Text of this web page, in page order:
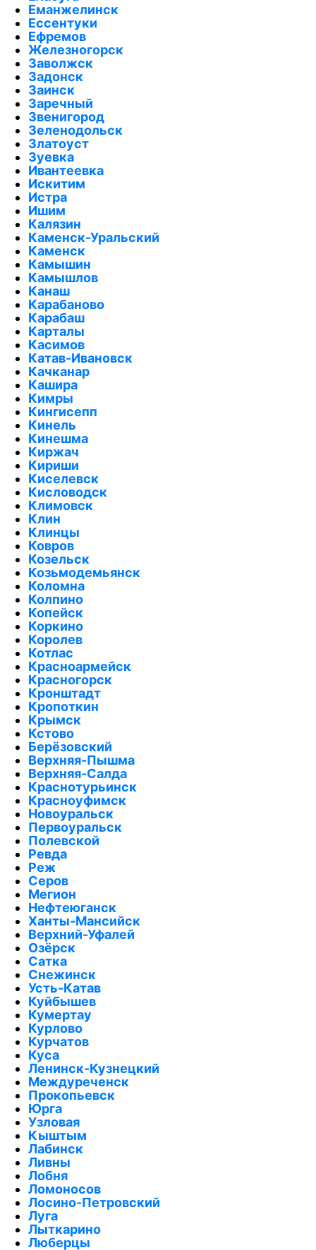
Еманжелинск
Ессентуки
Ефремов
Железногорск
Заволжск
Задонск
Заинск
Заречный
Звенигород
Зеленодольск
Златоуст
Зуевка
Ивантеевка
Искитим
Истра
Ишим
Калязин
Каменск-Уральский
Каменск
Камышин
Камышлов
Канаш
Карабаново
Карабаш
Карталы
Касимов
Катав-Ивановск
Качканар
Кашира
Кимры
Кингисепп
Кинель
Кинешма
Киржач
Кириши
Киселевск
Кисловодск
Климовск
Клин
Клинцы
Ковров
Козельск
Козьмодемьянск
Коломна
Колпино
Копейск
Коркино
Королев
Котлас
Красноармейск
Красногорск
Кронштадт
Кропоткин
Крымск
Кстово
Берёзовский
Верхняя-Пышма
Верхняя-Салда
Краснотурьинск
Красноуфимск
Новоуральск
Первоуральск
Полевской
Ревда
Реж
Серов
Мегион
Нефтеюганск
Ханты-Мансийск
Верхний-Уфалей
Озёрск
Сатка
Снежинск
Усть-Катав
Куйбышев
Кумертау
Курлово
Курчатов
Куса
Ленинск-Кузнецкий
Междуреченск
Прокопьевск
Юрга
Узловая
Кыштым
Лабинск
Ливны
Лобня
Ломоносов
Лосино-Петровский
Луга
Лыткарино
Люберцы